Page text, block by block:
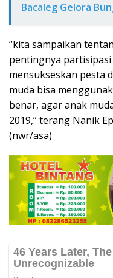
Bacaleg Gelora
“kita sampaikan
pentingnya
mensukseskan pesta
muda bisa
benar, agar anak
2019,” terang Nanik
(nwr/asa)